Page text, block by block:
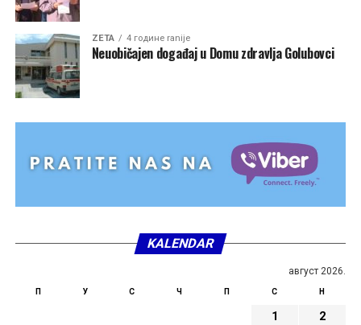
ZETA 4 године ranije
Neuobičajen događaj u Domu zdravlja Golubovci
KALENDAR
август 2026.
П У С Ч П С Н
1
2